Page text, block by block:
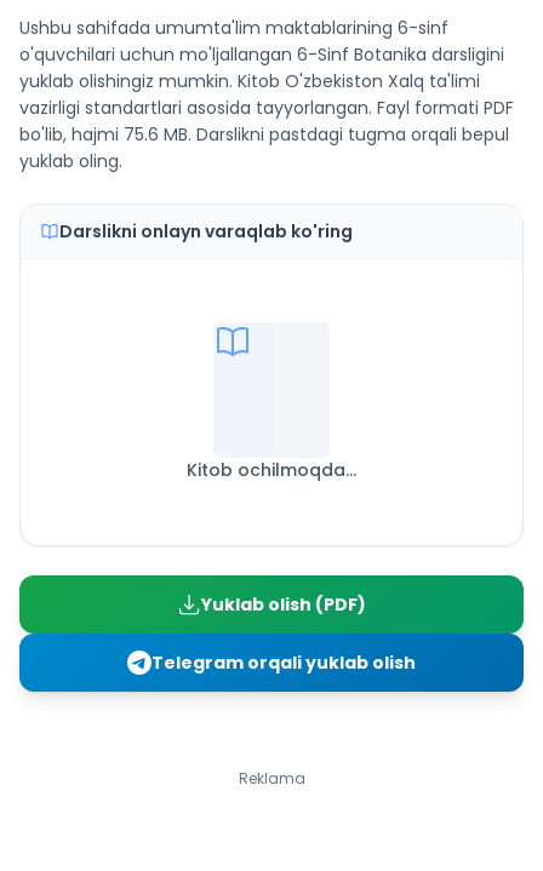
Ushbu sahifada umumta'lim maktablarining 6-sinf
o'quvchilari uchun mo'ljallangan 6-Sinf Botanika darsligini
yuklab olishingiz mumkin. Kitob O'zbekiston Xalq ta'limi
vazirligi standartlari asosida tayyorlangan. Fayl formati PDF
bo'lib, hajmi 75.6 MB. Darslikni pastdagi tugma orqali bepul
yuklab oling.
Darslikni onlayn varaqlab ko'ring
Kitob ochilmoqda...
Yuklab olish (PDF)
Telegram orqali yuklab olish
Reklama